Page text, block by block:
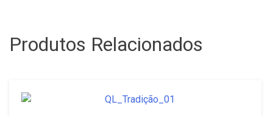
Produtos Relacionados